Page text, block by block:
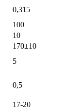
0,315
100
10
170±10
5
0,5
17-20